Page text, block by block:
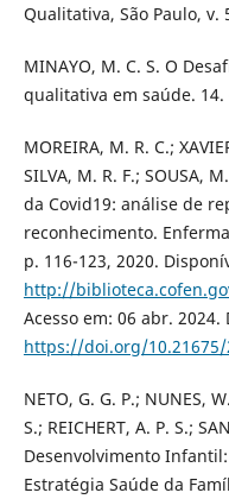
Qualitativa, São Paulo, v.
MINAYO, M. C. S. O
qualitativa em saúde. 14.
MOREIRA, M. R. C.;
SILVA, M. R. F.; SOUSA,
da Covid19: análise de
reconhecimento.
p. 116-123, 2020.
http://
Acesso em: 06 abr. 2024.
https://doi.org/10.21675/
NETO, G. G. P.; NUNES,
S.; REICHERT, A. P. S.;
Desenvolvimento
Estratégia Saúde da